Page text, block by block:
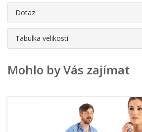
Dotaz
Tabulka velikostí
Mohlo by Vás zajímat